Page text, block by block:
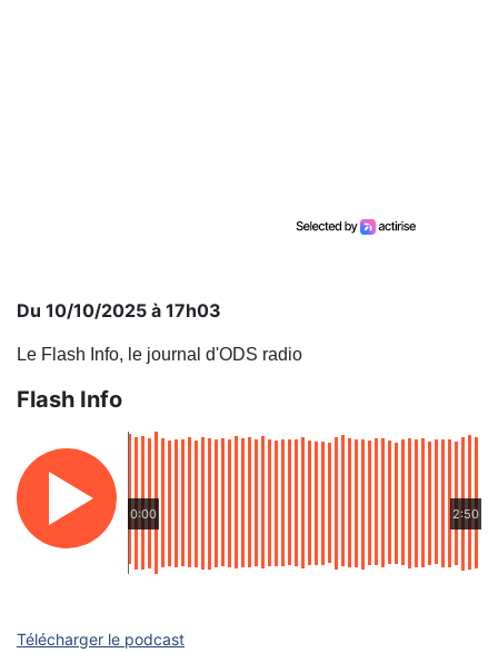
Du 10/10/2025 à 17h03
Le Flash Info, le journal d'ODS radio
Flash Info
0:00 2:50
Télécharger le podcast